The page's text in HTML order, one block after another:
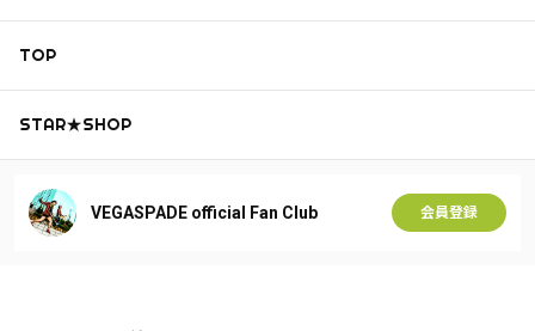
TOP
STAR★SHOP
VEGASPADE official Fan Club 会員登録